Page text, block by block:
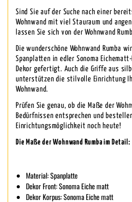
Sind Sie auf der Suche nach einer
Wohnwand mit viel Stauraum und
lassen Sie sich von der Wohnwand
Die wunderschöne Wohnwand Rumba
Spanplatten in edler Sonoma
Dekor gefertigt. Auch die Griffe aus
unterstützen die stilvolle Einrichtung
Wohnwand.
Prüfen Sie genau, ob die Maße der
Bedürfnissen entsprechen und
Einrichtungsmöglichkeit noch heute!
Die Maße der Wohnwand Rumba im Detail:
Material: Spanplatte
Dekor Front: Sonoma Eiche matt
Dekor Korpus: Sonoma Eiche matt